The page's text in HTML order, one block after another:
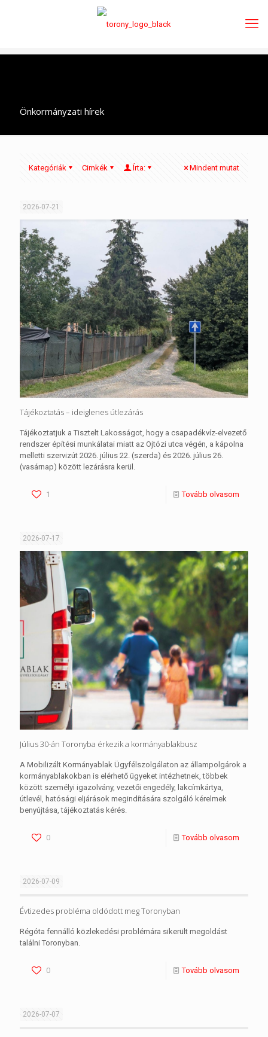
Önkormányzati hírek
Kategóriák Cimkék Írta: Mindent mutat
2026-07-21
Tájékoztatás – ideiglenes útlezárás
Tájékoztatjuk a Tisztelt Lakosságot, hogy a csapadékvíz-elvezető
rendszer építési munkálatai miatt az Ojtózi utca végén, a kápolna
melletti szervizút 2026. július 22. (szerda) és 2026. július 26.
(vasárnap) között lezárásra kerül.
1 Tovább olvasom
2026-07-17
Július 30-án Toronyba érkezik a kormányablakbusz
A Mobilizált Kormányablak Ügyfélszolgálaton az állampolgárok a
kormányablakokban is elérhető ügyeket intézhetnek, többek
között személyi igazolvány, vezetői engedély, lakcímkártya,
útlevél, hatósági eljárások megindítására szolgáló kérelmek
benyújtása, tájékoztatás kérés.
0 Tovább olvasom
2026-07-09
Évtizedes probléma oldódott meg Toronyban
Régóta fennálló közlekedési problémára sikerült megoldást
találni Toronyban.
0 Tovább olvasom
2026-07-07